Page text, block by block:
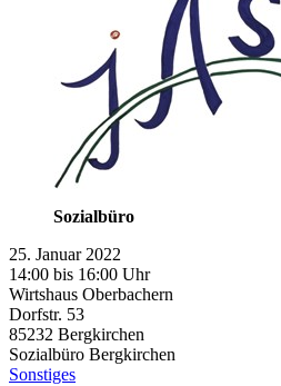
Sozialbüro
25. Januar 2022
14:00 bis 16:00 Uhr
Wirtshaus Oberbachern
Dorfstr. 53
85232 Bergkirchen
Sozialbüro Bergkirchen
Sonstiges